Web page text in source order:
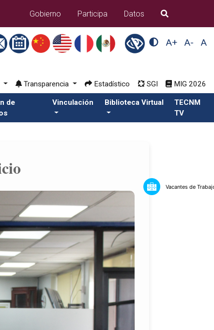
Gobierno Participa Datos B�squeda
A+ A- A
Transparencia Estadístico SGI MIG 2026
de
Vinculación Biblioteca Virtual
TECNM
TV
Vacantes de